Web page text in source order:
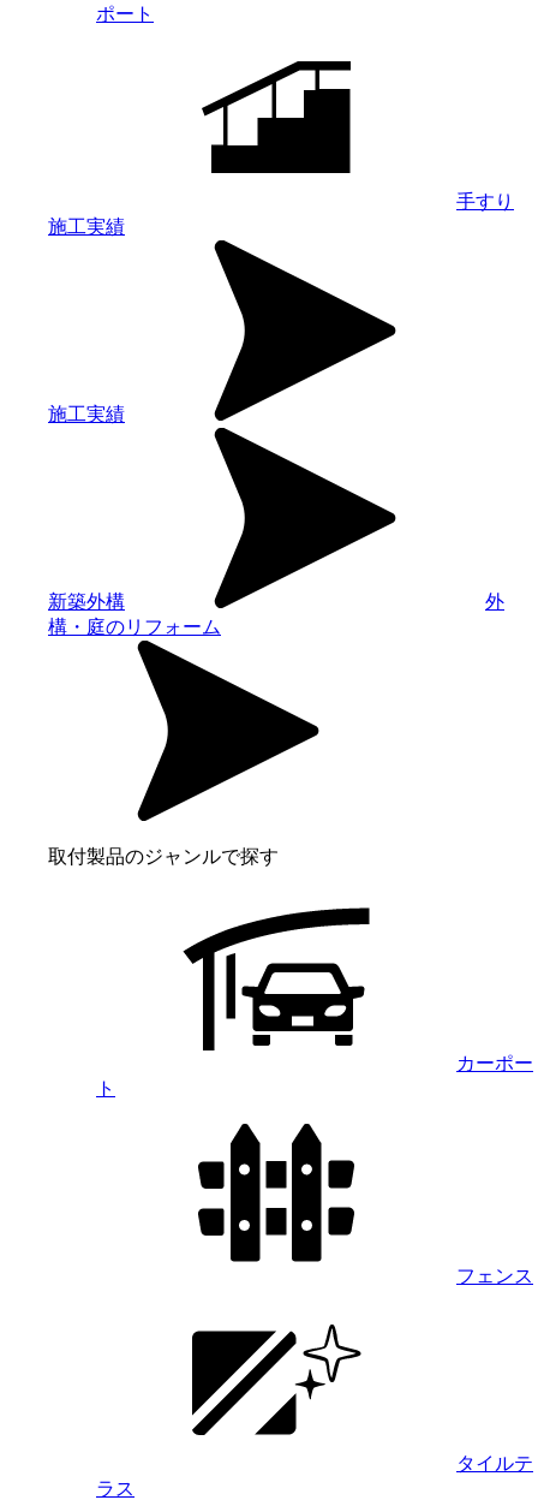
ポート
手すり
施工実績
施工実績
新築外構
外
構・庭のリフォーム
取付製品のジャンルで探す
カーポー
ト
フェンス
タイルテ
ラス